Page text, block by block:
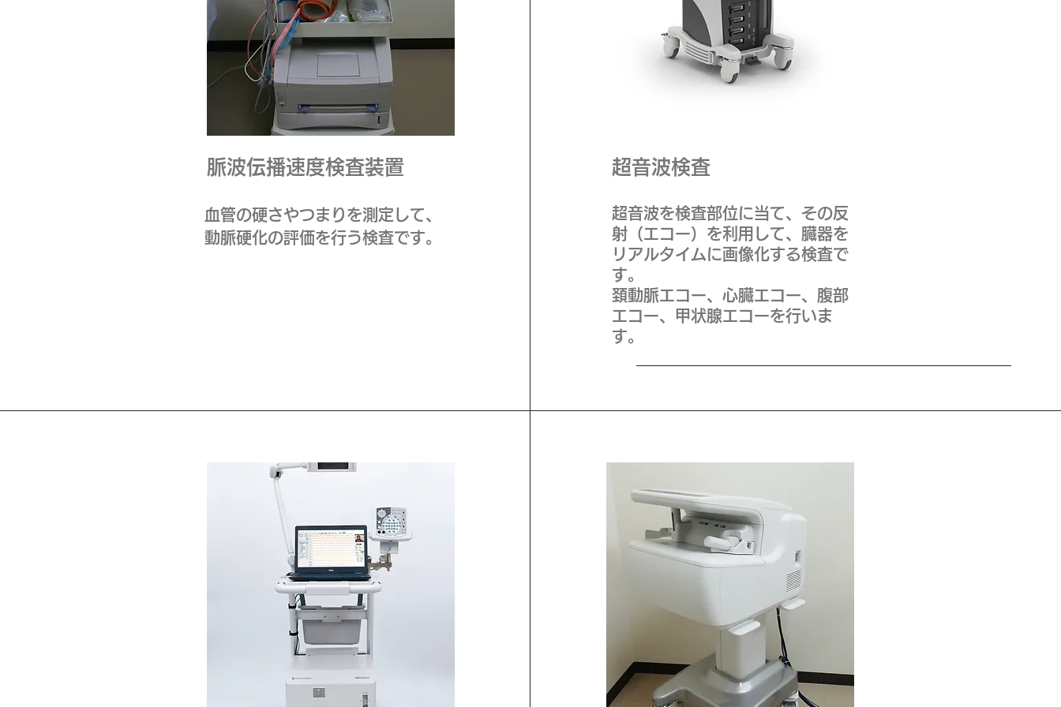
血管の硬さやつまりを測定して、
動脈硬化の評価を行う検査です。
脈波伝播速度検査装置
超音波を検査部位に当て、その反
射（エコー）を利用して、 臓器を
リアルタイムに画像化する検査で
す。
頚動脈エコー、心臓エコー、腹部
エコー、甲状腺エコーを​行いま
す。
超音波検査